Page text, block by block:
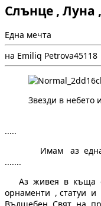
Слънце , Луна
Една мечта
на Emiliq Petrova451 18
Звезди в небето
Слънце
.....
Имам аз една
.......
Аз живея в къща
орнаменти , статуи